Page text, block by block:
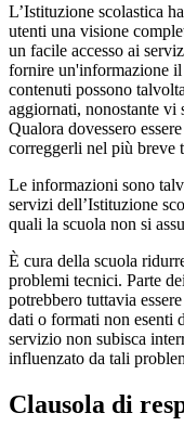
L’Istituzione scolastica
utenti una visione
un facile accesso ai
fornire un'informazione
contenuti possono
aggiornati, nonostante vi
Qualora dovessero
correggerli nel più breve
Le informazioni sono
servizi dell’Istituzione
quali la scuola non si
È cura della scuola
problemi tecnici. Parte
potrebbero tuttavia
dati o formati non esenti
servizio non subisca
influenzato da tali
Clausola di